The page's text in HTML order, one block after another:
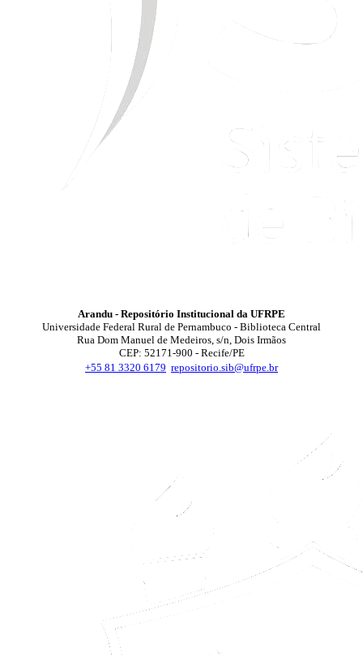
Arandu - Repositório Institucional da UFRPE
Universidade Federal Rural de Pernambuco - Biblioteca Central
Rua Dom Manuel de Medeiros, s/n, Dois Irmãos
CEP: 52171-900 - Recife/PE
+55 81 3320 6179 repositorio.sib@ufrpe.br